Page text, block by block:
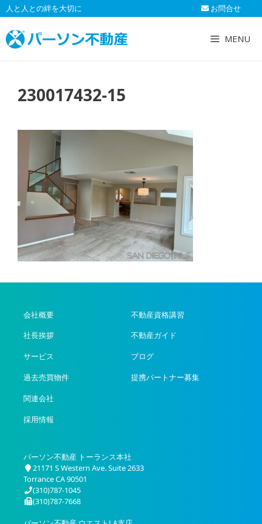
コ
ン
テ
ン
人と人との絆を大切に お問合せ
MENU
230017432-15
会社概要
社長挨拶
サービス
過去売買物件
関連会社
採用情報
不動産資格講習
不動産ガイド
ブログ
提携パートナー募集
パーソン不動産 トーランス本社
21171 S Western Ave. Suite 2633
Torrance CA 90501
(310)787-1045
(310)787-7668